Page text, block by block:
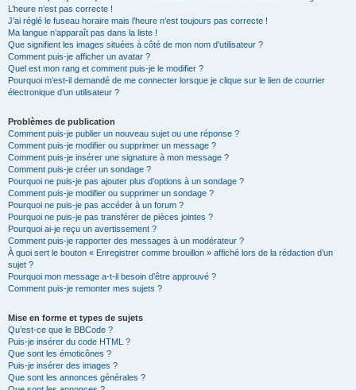
L’heure n’est pas correcte !
J’ai réglé le fuseau horaire mais l’heure n’est toujours pas correcte !
Ma langue n’apparaît pas dans la liste !
Que signifient les images situées à côté de mon nom d’utilisateur ?
Comment puis-je afficher un avatar ?
Quel est mon rang et comment puis-je le modifier ?
Pourquoi m’est-il demandé de me connecter lorsque je clique sur le lien de courrier
électronique d’un utilisateur ?
Problèmes de publication
Comment puis-je publier un nouveau sujet ou une réponse ?
Comment puis-je modifier ou supprimer un message ?
Comment puis-je insérer une signature à mon message ?
Comment puis-je créer un sondage ?
Pourquoi ne puis-je pas ajouter plus d’options à un sondage ?
Comment puis-je modifier ou supprimer un sondage ?
Pourquoi ne puis-je pas accéder à un forum ?
Pourquoi ne puis-je pas transférer de pièces jointes ?
Pourquoi ai-je reçu un avertissement ?
Comment puis-je rapporter des messages à un modérateur ?
À quoi sert le bouton « Enregistrer comme brouillon » affiché lors de la rédaction d’un
sujet ?
Pourquoi mon message a-t-il besoin d’être approuvé ?
Comment puis-je remonter mes sujets ?
Mise en forme et types de sujets
Qu’est-ce que le BBCode ?
Puis-je insérer du code HTML ?
Que sont les émoticônes ?
Puis-je insérer des images ?
Que sont les annonces générales ?